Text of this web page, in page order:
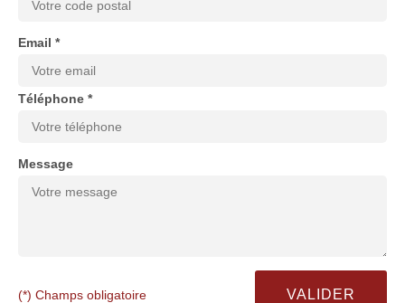
Email *
Téléphone *
Message
(*) Champs obligatoire